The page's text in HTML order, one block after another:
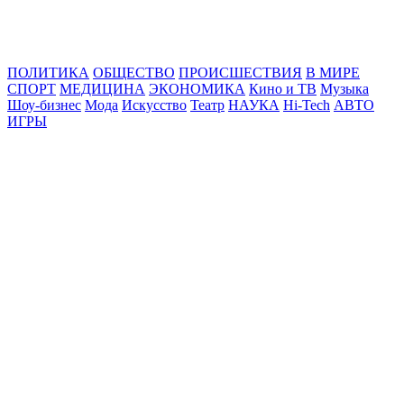
ПОЛИТИКА ОБЩЕСТВО ПРОИСШЕСТВИЯ В МИРЕ
СПОРТ МЕДИЦИНА ЭКОНОМИКА Кино и ТВ Музыка
Шоу-бизнес Мода Искусство Театр НАУКА Hi-Tech АВТО
ИГРЫ